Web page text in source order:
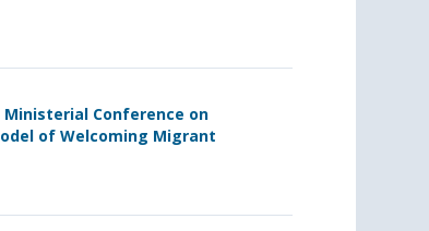
Conference on
of Welcoming Migrant